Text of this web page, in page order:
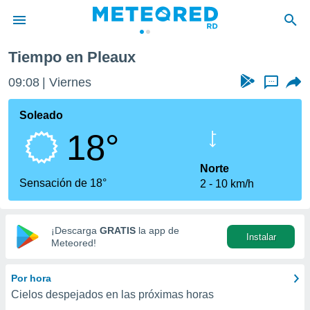
de
ha sido
calidad.
a este
las
y
digital
basada
Tiempo en Pleaux
09:08 Viernes ...
Soleado
18°
Sensación de 18°
Norte
2
10 km/h
¡Descarga GRATIS la app de
Meteored!
Instalar
Por hora
Cielos despejados en las próximas horas